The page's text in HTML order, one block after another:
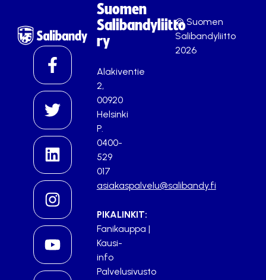
Suomen
Salibandyliitto
ry
Alakiventie
2,
00920
Helsinki
P.
0400-
529
017
asiakaspalvelu@salibandy.fi
PIKALINKIT:
Fanikauppa |
Kausi-
info
Palvelusivusto
© Suomen
Salibandyliitto
2026